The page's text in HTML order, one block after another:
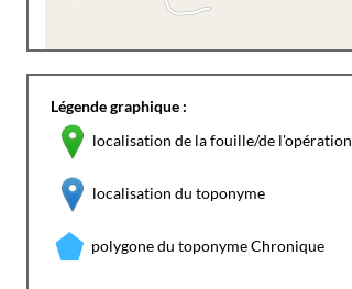
Légende graphique :
localisation de la fouille/de l'opération
localisation du toponyme
polygone du toponyme Chronique